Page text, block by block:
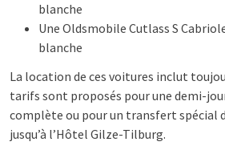
blanche
Une Oldsmobile Cutlass S
blanche
La location de ces voitures inclut
tarifs sont proposés pour une demi-
complète ou pour un transfert spécial
jusqu’à l’Hôtel Gilze-Tilburg.